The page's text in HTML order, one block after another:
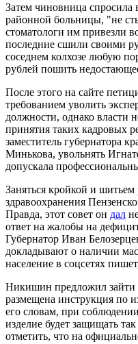
Затем чиновница спросила
районной больницы, "не
стоматологи им привезли
последние сшили своими
соседнем колхозе любую
рублей пошить
После этого на сайте
требованием уволить
должности, однако власти
принятия таких кадровых
заместитель губернатора
Минькова, увольнять
допускала
Заняться кройкой и
здравоохранения
Правда, этот совет он дал
ответ на жалобы на
Губернатор Иван
докладывают о наличии
население в соцсетях
Никишин предложил зайти
размещена инструкция по
его словам, при
изделие будет защищать
отметить, что на